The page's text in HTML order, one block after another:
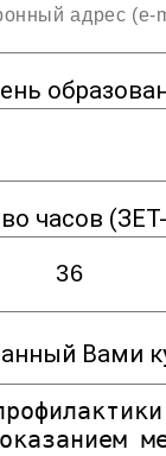
часов
Вами